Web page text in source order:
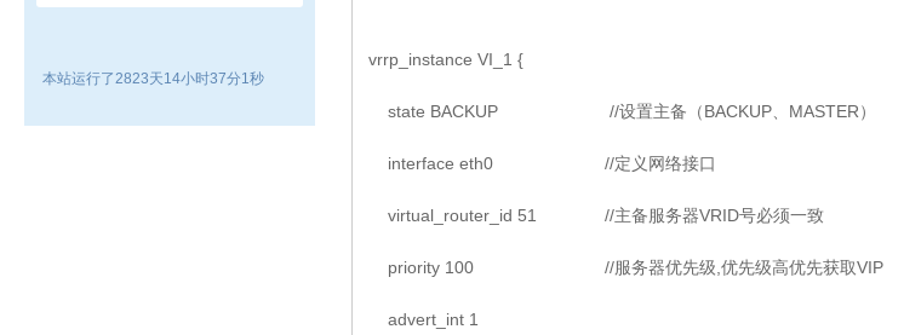
本站运行了2823天14小时37分2秒
vrrp_instance VI_1 {
state BACKUP //设置主备（BACKUP、MASTER）
interface eth0 //定义网络接口
virtual_router_id 51 //主备服务器VRID号必须一致
priority 100 //服务器优先级,优先级高优先获取VIP
advert_int 1